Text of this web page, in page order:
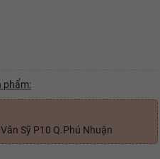
phẩm:
Sỹ P10 Q.Phú Nhuận